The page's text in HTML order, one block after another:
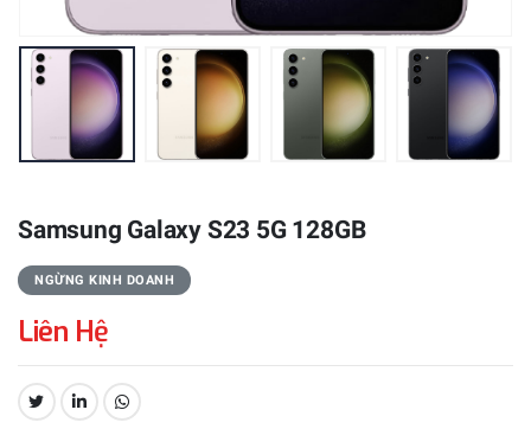
Samsung Galaxy S23 5G 128GB
NGỪNG KINH DOANH
Liên Hệ
CHIA SẺ: